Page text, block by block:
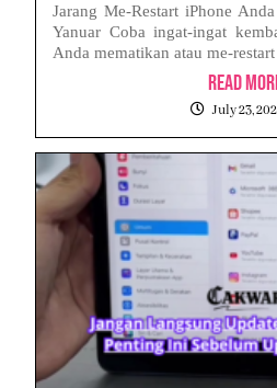
Jarang Me-Restart iPhone
Yanuar Coba ingat-ingat
Anda mematikan atau me-
Read
July 23,